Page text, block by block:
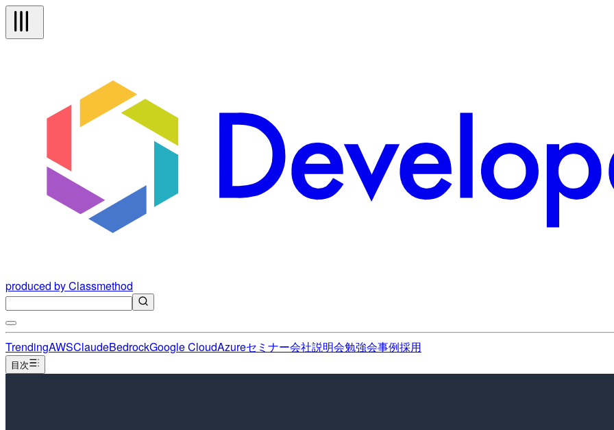
produced by Classmethod
TrendingAWSClaudeBedrockGoogle CloudAzureセミナー会社説明会勉強会事例採用
目次